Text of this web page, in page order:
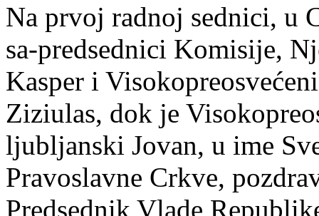
Na prvoj radnoj sednici, u
sa-predsednici Komisije,
Kasper i
Ziziulas, dok je
ljubljanski Jovan, u ime
Pravoslavne Crkve,
Predsednik Vlade